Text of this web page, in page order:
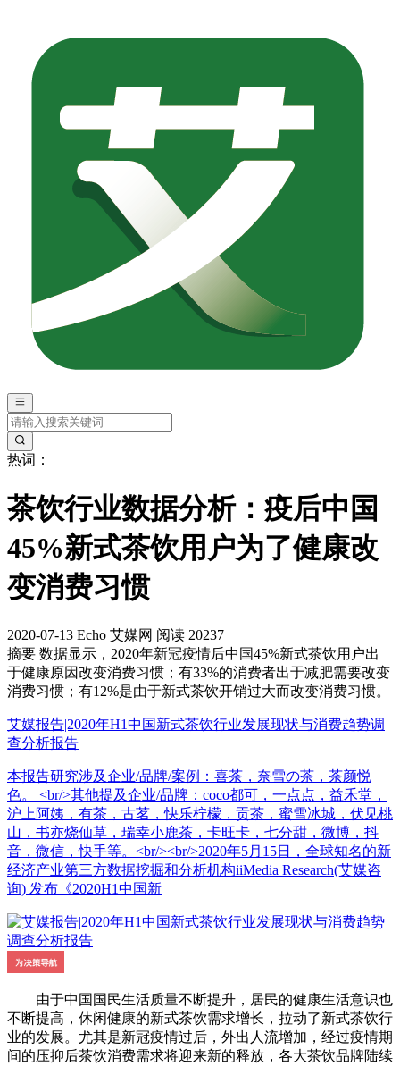
热词：
茶饮行业数据分析：疫后中国
45%新式茶饮用户为了健康改
变消费习惯
2020-07-13 Echo 艾媒网 阅读 20237
摘要 数据显示，2020年新冠疫情后中国45%新式茶饮用户出
于健康原因改变消费习惯；有33%的消费者出于减肥需要改变
消费习惯；有12%是由于新式茶饮开销过大而改变消费习惯。
艾媒报告|2020年H1中国新式茶饮行业发展现状与消费趋势调
查分析报告
本报告研究涉及企业/品牌/案例：喜茶，奈雪の茶，茶颜悦
色。 <br/>其他提及企业/品牌：coco都可，一点点，益禾堂，
沪上阿姨，有茶，古茗，快乐柠檬，贡茶，蜜雪冰城，伏见桃
山，书亦烧仙草，瑞幸小鹿茶，卡旺卡，七分甜，微博，抖
音，微信，快手等。<br/><br/>2020年5月15日，全球知名的新
经济产业第三方数据挖掘和分析机构iiMedia Research(艾媒咨
询) 发布《2020H1中国新
由于中国国民生活质量不断提升，居民的健康生活意识也
不断提高，休闲健康的新式茶饮需求增长，拉动了新式茶饮行
业的发展。尤其是新冠疫情过后，外出人流增加，经过疫情期
间的压抑后茶饮消费需求将迎来新的释放，各大茶饮品牌陆续